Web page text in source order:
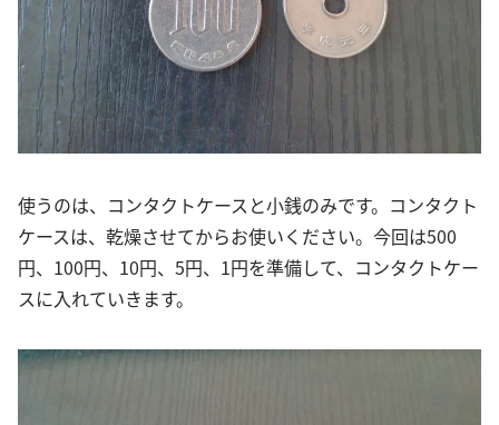
使うのは、コンタクトケースと小銭のみです。コンタクト
ケースは、乾燥させてからお使いください。今回は500
円、100円、10円、5円、1円を準備して、コンタクトケー
スに入れていきます。